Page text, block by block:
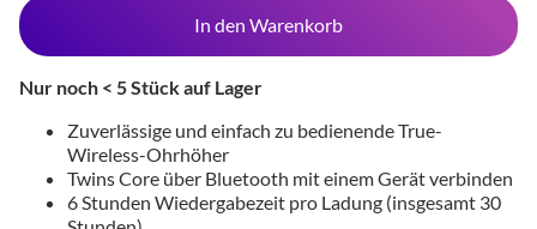
In den Warenkorb
Nur noch < 5 Stück auf Lager
Zuverlässige und einfach zu bedienende True-
Wireless-Ohrhöher
Twins Core über Bluetooth mit einem Gerät verbinden
6 Stunden Wiedergabezeit pro Ladung (insgesamt 30